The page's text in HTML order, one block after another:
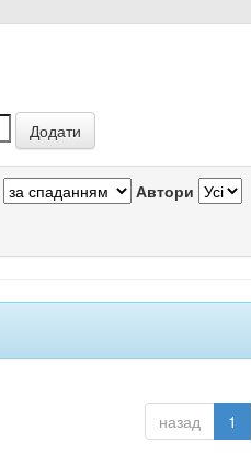
Автори
назад 1